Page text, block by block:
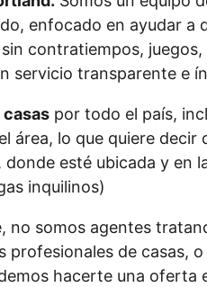
enfocado en ayudar a
contratiempos,
servicio transparente e
casas por todo el país,
área, lo que quiere
donde esté ubicada y en
inquilinos)
no somos agentes
profesionales de casas,
hacerte una oferta